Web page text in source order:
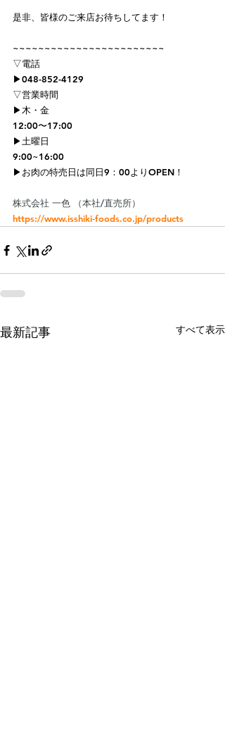
是非、皆様のご来店お待ちしてます！
~~~~~~~~~~~~~~~~~~~~~~~~
⁡▽電話
▶048-852-4129
▽営業時間
▶︎木・金
12:00〜17:00
▶︎土曜日
9:00~16:00
▶︎お肉の特売日は同日9：00よりOPEN！
株式会社 一色 （本社/直売所）
https://www.isshiki-foods.co.jp/products
最新記事 すべて表示